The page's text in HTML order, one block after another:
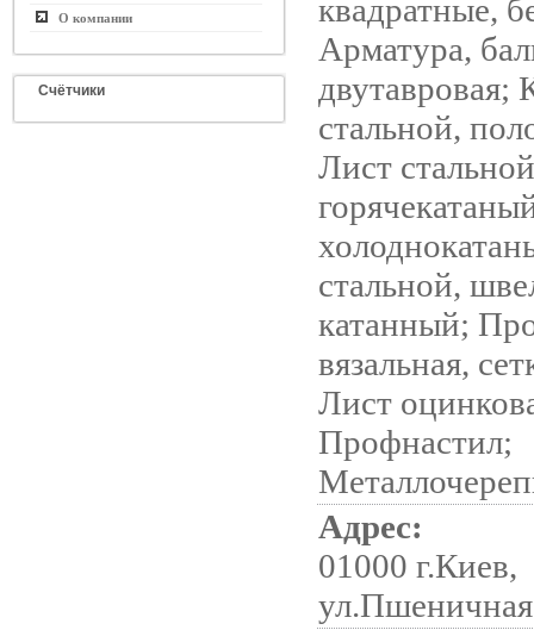
О компании
Счётчики
квадратные,
Арматура,
двутавровая;
стальной,
Лист стальной
стальной,
катанный;
вязальная,
Лист
Профнастил;
Адрес:
01000 г.Киев,